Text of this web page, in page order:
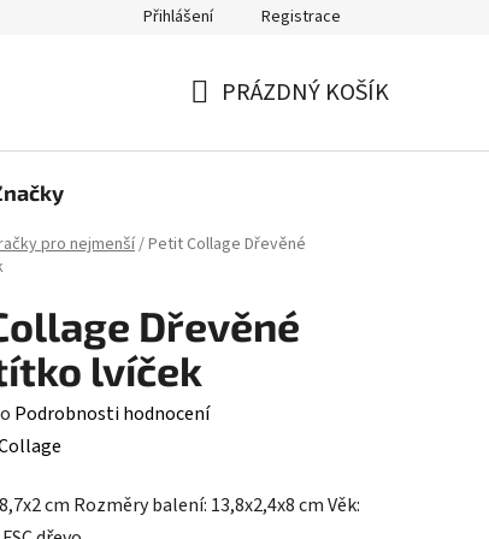
Přihlášení Registrace
PRÁZDNÝ KOŠÍK
pro nejmenší/Petit Collage Dřevěné
Dřevěné
lvíček
Podrobnosti hodnocení
cm Rozměry balení: 13,8x2,4x8 cm Věk: